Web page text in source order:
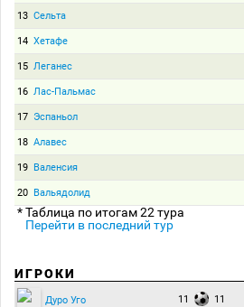
13 Сельта
14 Хетафе
15 Леганес
16 Лас-Пальмас
17 Эспаньол
18 Алавес
19 Валенсия
20 Вальядолид
* Таблица по итогам 22 тура
Перейти в последний тур
ИГРОКИ
Дуро Уго 11 11